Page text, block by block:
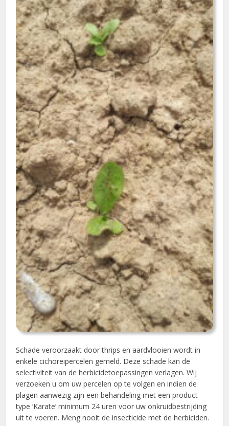
Schade veroorzaakt door thrips en aardvlooien wordt in
enkele cichoreipercelen gemeld. Deze schade kan de
selectiviteit van de herbicidetoepassingen verlagen. Wij
verzoeken u om uw percelen op te volgen en indien de
plagen aanwezig zijn een behandeling met een product
type ‘Karate’ minimum 24 uren voor uw onkruidbestrijding
uit te voeren. Meng nooit de insecticide met de herbiciden.